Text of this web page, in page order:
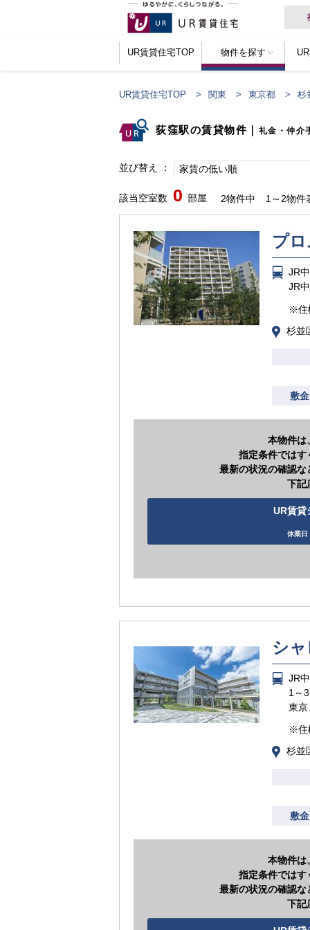
UR賃貸住宅TOP 物件を探す
UR賃貸住宅TOP 関東 東京都 杉
荻窪駅の賃貸物件 ｜ 礼金・仲介
並び替え 家賃の低い順
該当空室数 0 部屋 2物件中 1～2物件
プ
JR
JR
※住
杉並
敷金
本物件は
指定条件ではす
最新の状況の確認な
下記
UR賃
休業日
シ
JR
1～
東京
※住
杉並
敷金
本物件は
指定条件ではす
最新の状況の確認な
下記